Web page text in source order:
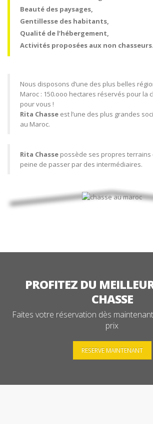
Beauté des paysages,
Gentillesse des habitants,
Qualité de l’hébergement,
Activités proposées aux non
Nous disposons d’une des plus belles
Maroc : 150.ooo hectares réservés pour la
pour vous !
Rita Chasse est l’une des plus grandes
au Maroc.
Rita Chasse possède ses propres terrains
peine de passer par des intermédiaires.
PROFITEZ DU
CHASSE
Faites votre réservation dès
prix
RESERVE MAINTENANT